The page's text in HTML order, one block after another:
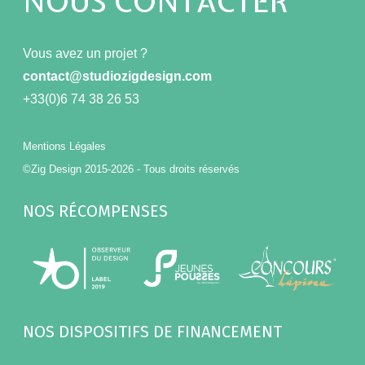
Vous avez un projet ?
contact@studiozigdesign.com
+33(0)6 74 38 26 53
Mentions Légales
©Zig Design 2015-2026 - Tous droits réservés
NOS RÉCOMPENSES
NOS DISPOSITIFS DE FINANCEMENT